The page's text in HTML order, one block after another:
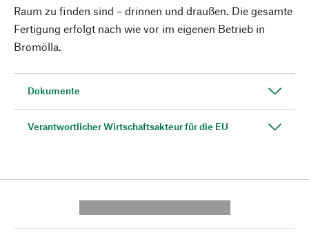
Raum zu finden sind – drinnen und draußen. Die gesamte
Fertigung erfolgt nach wie vor im eigenen Betrieb in
Bromölla.
Dokumente
Verantwortlicher Wirtschaftsakteur für die EU